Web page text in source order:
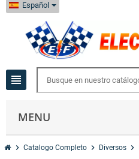
Español
view_headline
MENU
chevron_right Catalogo Completo chevron_right Diversos chevron_right